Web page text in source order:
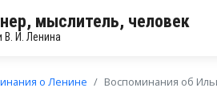
мыслитель, человек
В. И. Ленина
о Ленине Воспоминания об